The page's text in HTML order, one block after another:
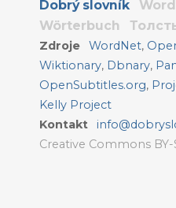
Dobrý slovník
Wörterbuch
Zdroje WordNet,
Wiktionary, Dbnary,
OpenSubtitles.org,
Kelly Project
Kontakt
Creative Commons BY-